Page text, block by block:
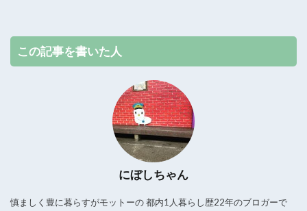
この記事を書いた人
にぼしちゃん
慎ましく豊に暮らすがモットーの 都内1人暮らし歴22年のブロガーで